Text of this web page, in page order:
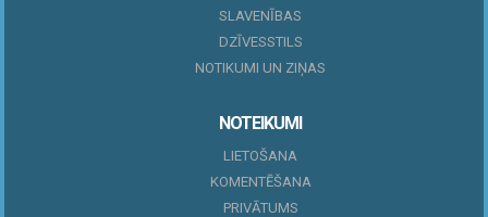
SLAVENĪBAS
DZĪVESSTILS
NOTIKUMI UN ZIŅAS
NOTEIKUMI
LIETOŠANA
KOMENTĒŠANA
PRIVĀTUMS